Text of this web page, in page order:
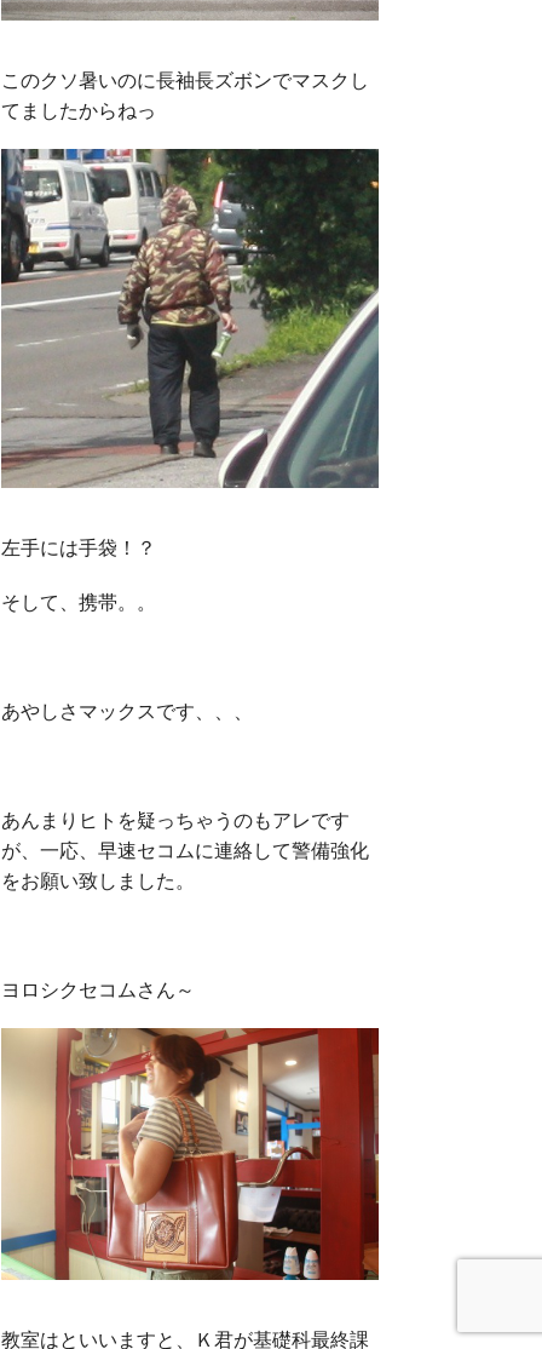
このクソ暑いのに長袖長ズボンでマスクし
てましたからねっ
左手には手袋！？
そして、携帯。。
あやしさマックスです、、、
あんまりヒトを疑っちゃうのもアレです
が、一応、早速セコムに連絡して警備強化
をお願い致しました。
ヨロシクセコムさん～
教室はといいますと、Ｋ君が基礎科最終課